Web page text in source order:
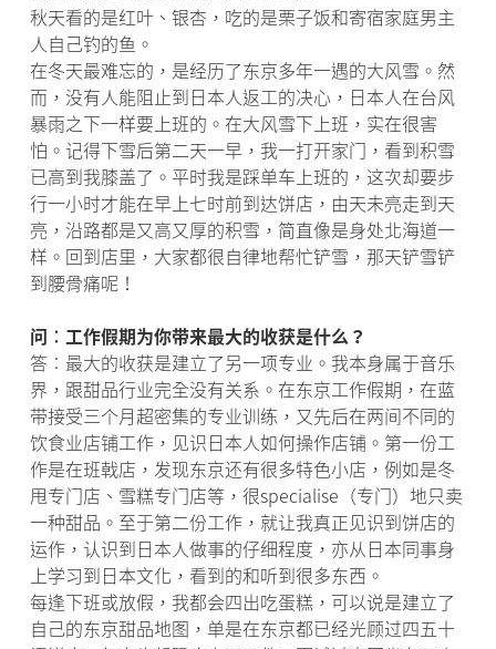
秋天看的是红叶、银杏，吃的是栗子饭和寄宿家庭男主
人自己钓的鱼。
在冬天最难忘的，是经历了东京多年一遇的大风雪。然
而，没有人能阻止到日本人返工的决心，日本人在台风
暴雨之下一样要上班的。在大风雪下上班，实在很害
怕。记得下雪后第二天一早，我一打开家门，看到积雪
已高到我膝盖了。平时我是踩单车上班的，这次却要步
行一小时才能在早上七时前到达饼店，由天未亮走到天
亮，沿路都是又高又厚的积雪，简直像是身处北海道一
样。回到店里，大家都很自律地帮忙铲雪，那天铲雪铲
到腰骨痛呢！
问︰工作假期为你带来最大的收获是什么？
答︰最大的收获是建立了另一项专业。我本身属于音乐
界，跟甜品行业完全没有关系。在东京工作假期，在蓝
带接受三个月超密集的专业训练，又先后在两间不同的
饮食业店铺工作，见识日本人如何操作店铺。第一份工
作是在班戟店，发现东京还有很多特色小店，例如是冬
甩专门店、雪糕专门店等，很specialise（专门）地只卖
一种甜品。至于第二份工作，就让我真正见识到饼店的
运作，认识到日本人做事的仔细程度，亦从日本同事身
上学习到日本文化，看到的和听到很多东西。
每逢下班或放假，我都会四出吃蛋糕，可以说是建立了
自己的东京甜品地图，单是在东京都已经光顾过四五十